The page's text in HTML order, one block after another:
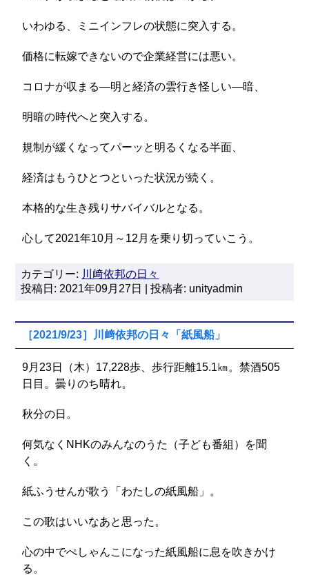
いわゆる、ミニインフレの状態に突入する。
価格に転嫁できないので企業経営には悪い。
コロナが収まる―明と経済の雲行き怪しい―暗、
明暗の時代へと突入する。
規制が緩くなってパーッと明るくなる半面、
経済はもうひとつといった状況が続く。
本格的な生き残りサバイバルとなる。
心して2021年10月～12月を乗り切っていこう。
カテゴリー: 川﨑依邦の日々
投稿日: 2021年09月27日 | 投稿者: unityadmin
［2021/9/23］川﨑依邦の日々「紙風船」
9月23日（木）17,228歩、歩行距離15.1㎞。禁酒505
日目。曇りのち晴れ。
秋分の日。
何気なくNHKのみんなのうた（子ども番組）を聞
く。
紙ふうせんが歌う「わたしの紙風船」。
この歌はいいなあと思った。
心の中でぺしゃんこになった紙風船に息を吹きかけ
る。